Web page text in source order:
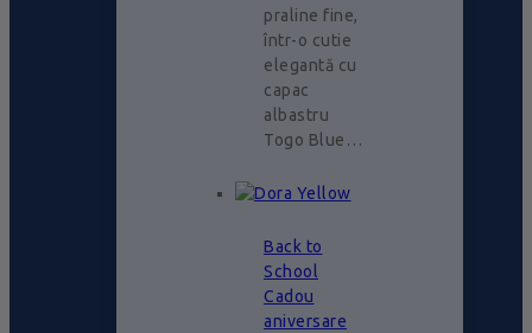
praline fine,
într-o cutie
elegantă cu
capac
albastru
Togo Blue…
Back to
School
Cadou
aniversare